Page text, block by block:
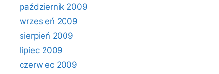
październik 2009
wrzesień 2009
sierpień 2009
lipiec 2009
czerwiec 2009